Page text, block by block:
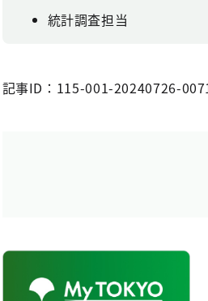
統計調査担当
記事ID：115-001-20240726-